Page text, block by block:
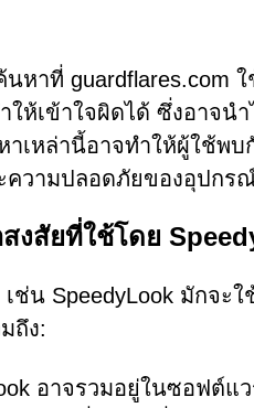
นหาที่ guardflares.com
ห้เข้าใจผิดได้ ซึ่งอาจน
เหล่านี้อาจทำให้ผู้ใช้พ
วามปลอดภัยของอุปกร
งสัยที่ใช้โดย
เช่น SpeedyLook มักจ
ถึง:
อาจรวมอยู่ในซอฟต์